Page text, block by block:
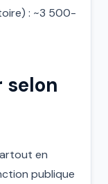
: ~3 500-
selon
en
publique